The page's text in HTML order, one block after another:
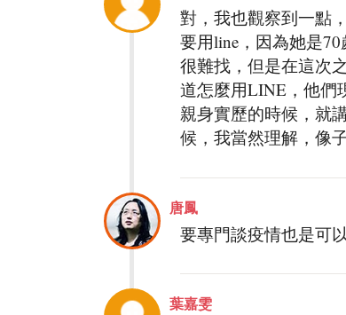
對，我也觀察到一點
要用line，因為她是
很難找，但是在這次
道怎麼用LINE，他們
親身實歷的時候，就
候，我當然理解，像
唐鳳
要專門談疫情也是可以
葉嘉雯